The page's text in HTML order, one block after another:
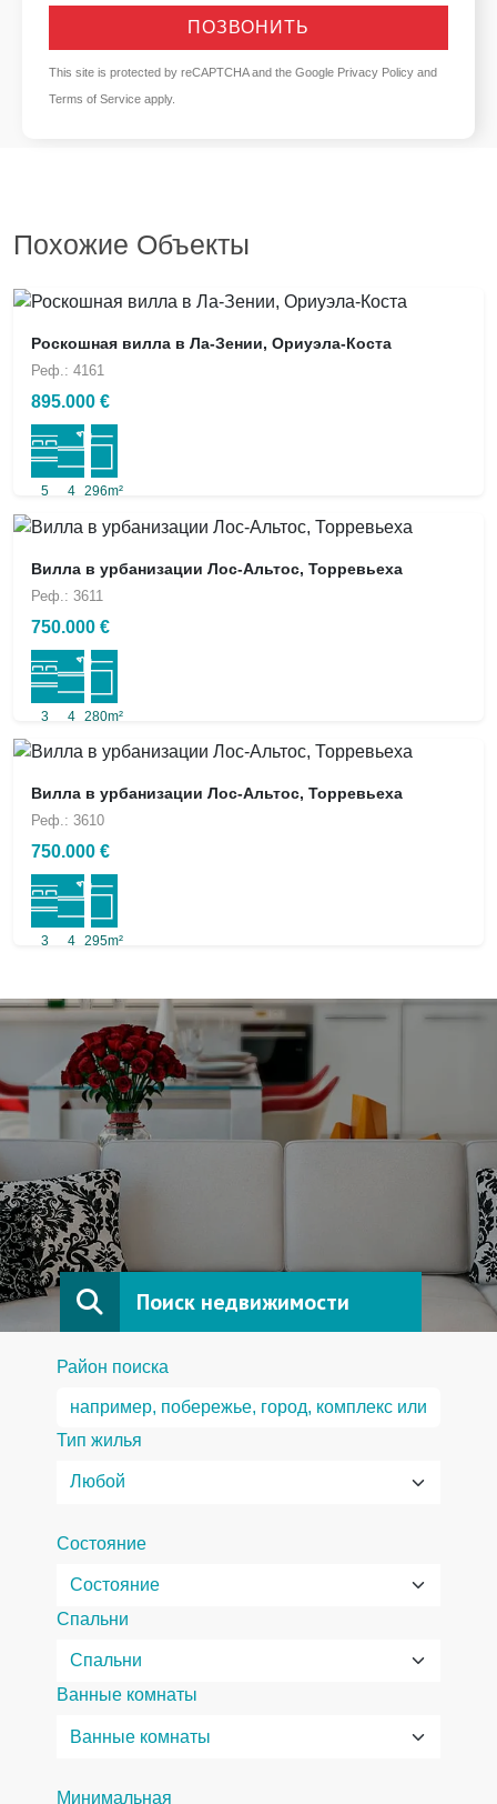
ПОЗВОНИТЬ
This site is protected by reCAPTCHA and the Google Privacy Policy and
Terms of Service apply.
Похожие Объекты
Роскошная вилла в Ла-Зении, Ориуэла-Коста
Реф.: 4161
895.000 €
5 4 296m²
Вилла в урбанизации Лос-Альтос, Торревьеха
Реф.: 3611
750.000 €
3 4 280m²
Вилла в урбанизации Лос-Альтос, Торревьеха
Реф.: 3610
750.000 €
3 4 295m²
Поиск недвижимости
Район поиска
Тип жилья
Состояние
Спальни
Ванные комнаты
Минимальная